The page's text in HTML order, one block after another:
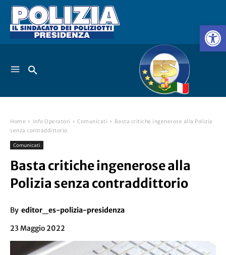
Home Info Operatori Comunicati
Basta critiche ingenerose alla Polizia
senza contraddittorio
Comunicati
Basta critiche ingenerose alla
Polizia senza contraddittorio
By editor_es-polizia-presidenza
23 Maggio 2022